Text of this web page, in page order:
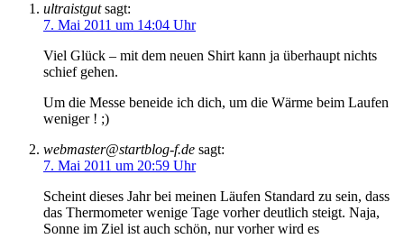
ultraistgut sagt:
7. Mai 2011 um 14:04 Uhr
Viel Glück – mit dem neuen Shirt kann ja überhaupt nichts
schief gehen.
Um die Messe beneide ich dich, um die Wärme beim Laufen
weniger ! ;)
webmaster@startblog-f.de sagt:
7. Mai 2011 um 20:59 Uhr
Scheint dieses Jahr bei meinen Läufen Standard zu sein, dass
das Thermometer wenige Tage vorher deutlich steigt. Naja,
Sonne im Ziel ist auch schön, nur vorher wird es